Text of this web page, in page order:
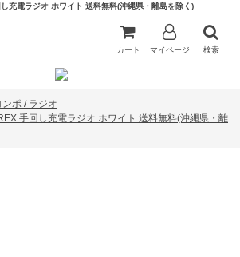
充電ラジオ ホワイト 送料無料(沖縄県・離島を除く)
カート マイページ 検索
ンポ / ラジオ
手回し充電ラジオ ホワイト 送料無料(沖縄県・離